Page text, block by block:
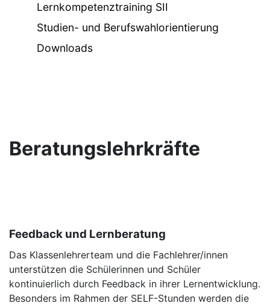
Lernkompetenztraining SII
Studien- und Berufswahlorientierung
Downloads
Beratungslehrkräfte
Feedback und Lernberatung
Das Klassenlehrerteam und die Fachlehrer/innen
unterstützen die Schülerinnen und Schüler
kontinuierlich durch Feedback in ihrer Lernentwicklung.
Besonders im Rahmen der SELF-Stunden werden die